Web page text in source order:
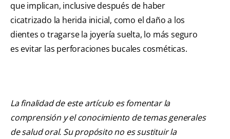
que implican, inclusive después de haber
cicatrizado la herida inicial, como el daño a los
dientes o tragarse la joyería suelta, lo más seguro
es evitar las perforaciones bucales cosméticas.
La finalidad de este artículo es fomentar la
comprensión y el conocimiento de temas generales
de salud oral. Su propósito no es sustituir la